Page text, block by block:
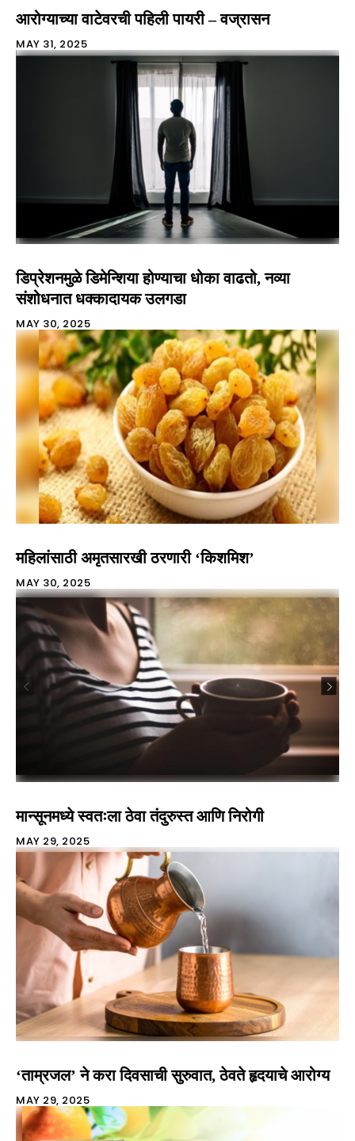
आरोग्याच्या वाटेवरची पहिली पायरी – वज्रासन
MAY 31, 2025
डिप्रेशनमुळे डिमेन्शिया होण्याचा धोका वाढतो, नव्या
संशोधनात धक्कादायक उलगडा
MAY 30, 2025
महिलांसाठी अमृतसारखी ठरणारी ‘किशमिश’
MAY 30, 2025
मान्सूनमध्ये स्वतःला ठेवा तंदुरुस्त आणि निरोगी
MAY 29, 2025
‘ताम्रजल’ ने करा दिवसाची सुरुवात, ठेवते हृदयाचे आरोग्य
MAY 29, 2025